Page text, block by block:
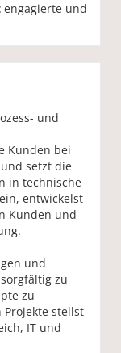
engagierte und
und
Kunden bei
setzt die
in technische
entwickelst
Kunden und
und
zu
zu
Projekte stellst
IT und